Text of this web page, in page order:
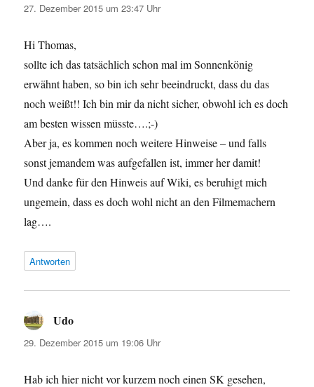
27. Dezember 2015 um 23:47 Uhr
Hi Thomas,
sollte ich das tatsächlich schon mal im Sonnenkönig
erwähnt haben, so bin ich sehr beeindruckt, dass du das
noch weißt!! Ich bin mir da nicht sicher, obwohl ich es doch
am besten wissen müsste….;-)
Aber ja, es kommen noch weitere Hinweise – und falls
sonst jemandem was aufgefallen ist, immer her damit!
Und danke für den Hinweis auf Wiki, es beruhigt mich
ungemein, dass es doch wohl nicht an den Filmemachern
lag….
Antworten
Udo
29. Dezember 2015 um 19:06 Uhr
Hab ich hier nicht vor kurzem noch einen SK gesehen,